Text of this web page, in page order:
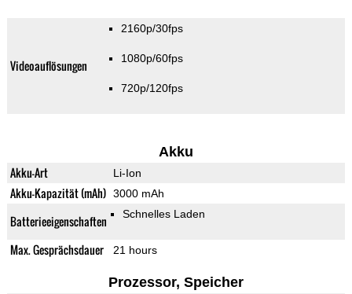
Videoauflösungen
2160p/30fps
1080p/60fps
720p/120fps
Akku
Akku-Art Li-Ion
Akku-Kapazität (mAh) 3000 mAh
Batterieeigenschaften Schnelles Laden
Max. Gesprächsdauer 21 hours
Prozessor, Speicher